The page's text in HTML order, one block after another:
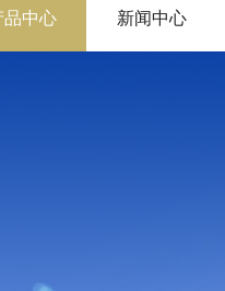
品中心 新闻中心